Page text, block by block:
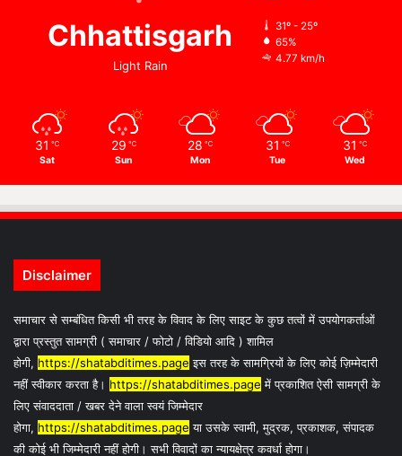
Chhattisgarh
Light Rain
31º - 25º
65%
4.77 km/h
31 ℃
Sat
29 ℃
Sun
28 ℃
Mon
31 ℃
Tue
31 ℃
Wed
Disclaimer
समाचार से सम्बंधित किसी भी तरह के विवाद के लिए साइट के कुछ तत्वों में उपयोगकर्ताओं
द्वारा प्रस्तुत सामग्री ( समाचार / फोटो / विडियो आदि ) शामिल
होगी, https://shatabditimes.page इस तरह के सामग्रियों के लिए कोई ज़िम्मेदारी
नहीं स्वीकार करता है। https://shatabditimes.page में प्रकाशित ऐसी सामग्री के
लिए संवाददाता / खबर देने वाला स्वयं जिम्मेदार
होगा, https://shatabditimes.page या उसके स्वामी, मुद्रक, प्रकाशक, संपादक
की कोई भी जिम्मेदारी नहीं होगी। सभी विवादों का न्यायक्षेत्र कवर्धा होगा।